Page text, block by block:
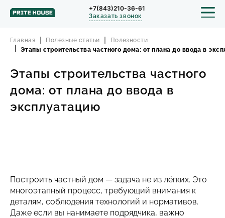
+7(843)210-36-61
Заказать звонок
СТРОИТЕЛЬСТВО
ПРОЕКТЫ
О КОМПАНИИ
ОТЗЫВЫ
Главная Полезные статьи
Полезности
Этапы строительства частного дома: от плана до ввода в
Этапы строительства частного
дома: от плана до ввода в
эксплуатацию
Построить частный дом — задача не из лёгких. Это
многоэтапный процесс, требующий внимания к
деталям, соблюдения технологий и нормативов.
Даже если вы нанимаете подрядчика, важно